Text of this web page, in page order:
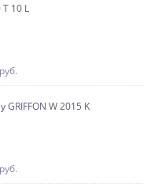
10 L
руб.
W 2015 K
руб.